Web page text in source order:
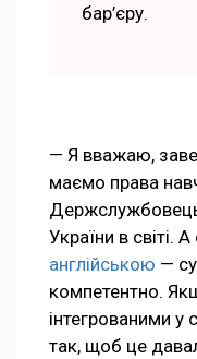
бар’єру.
— Я вважаю,
маємо права
України в світі.
англійською —
компетентно.
інтегрованими у
так, щоб це